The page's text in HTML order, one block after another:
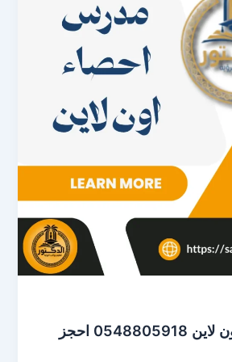
مدرس احصاء اون لاين 0548805918 احجز